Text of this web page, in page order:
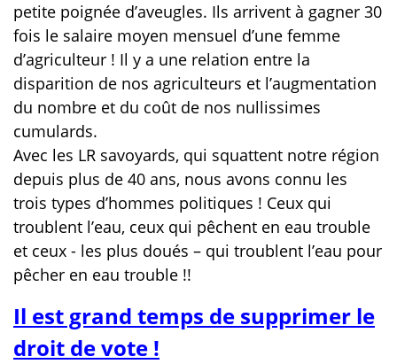
petite poignée d’aveugles. Ils arrivent à gagner 30
fois le salaire moyen mensuel d’une femme
d’agriculteur ! Il y a une relation entre la
disparition de nos agriculteurs et l’augmentation
du nombre et du coût de nos nullissimes
cumulards.
Avec les LR savoyards, qui squattent notre région
depuis plus de 40 ans, nous avons connu les
trois types d’hommes politiques ! Ceux qui
troublent l’eau, ceux qui pêchent en eau trouble
et ceux - les plus doués – qui troublent l’eau pour
pêcher en eau trouble !!
Il est grand temps de supprimer le
droit de vote !